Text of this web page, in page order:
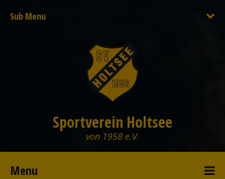
Sub Menu
Sportverein Holtsee
von 1958 e.V.
Menu